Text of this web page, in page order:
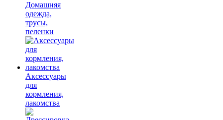
Домашняя
одежда,
трусы,
пеленки
Аксессуары
для
кормления,
лакомства